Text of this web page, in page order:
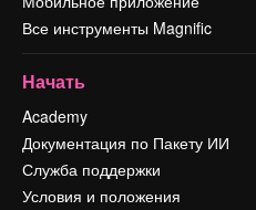
Все инструменты Magnific
Начать
Academy
Документация по Пакету ИИ
Служба поддержки
Условия и положения